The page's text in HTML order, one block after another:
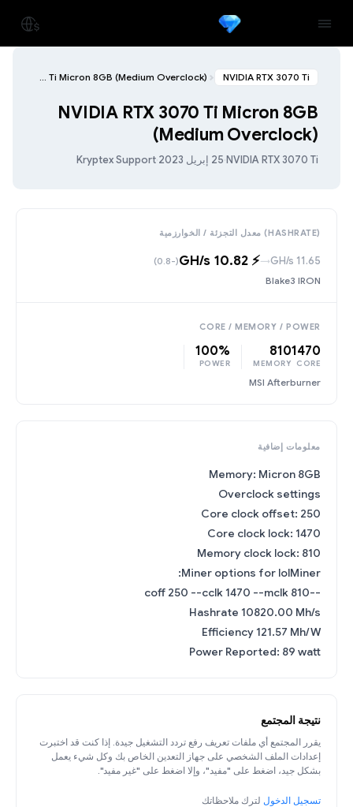
NVIDIA RTX 3070 Ti
NVIDIA RTX 3070 Ti Micron 8GB (Medium Overclock)
NVIDIA RTX 3070 Ti Micron 8GB
(Medium Overclock)
NVIDIA RTX 3070 Ti
·25 إبريل 2023 ·
Kryptex Support
(HASHRATE) معدل التجزئة / الخوارزمية
11.65 GH/s
→
⚡️ 10.82 GH/s
(-0.8)
Blake3 IRON
CORE / MEMORY / POWER
1470
CORE
810
MEMORY
100%
POWER
MSI Afterburner
معلومات إضافية
Memory: Micron 8GB
Overclock settings
Core clock offset: 250
Core clock lock: 1470
Memory clock lock: 810
Miner options for lolMiner:
--coff 250 --cclk 1470 --mclk 810
Hashrate 10820.00 Mh/s
Efficiency 121.57 Mh/W
Power Reported: 89 watt
نتيجة المجتمع
يقرر المجتمع أي ملفات تعريف رفع تردد التشغيل جيدة. إذا كنت قد اختبرت
إعدادات الملف الشخصي على جهاز التعدين الخاص بك وكل شيء يعمل
بشكل جيد، اضغط على "مفيد"، وإلا اضغط على "غير مفيد".
تسجيل الدخول لترك ملاحظاتك